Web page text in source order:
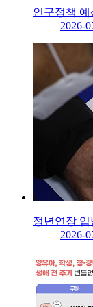
인구정책 예
2026-
정년연장 입
2026-